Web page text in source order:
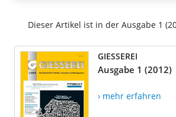
Dieser Artikel ist in der Ausgabe 1
GIESSEREI
Ausgabe 1 (2012)
› mehr erfahren